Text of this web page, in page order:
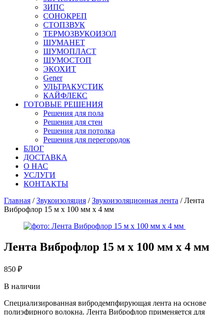
ЗИПС
СОНОКРЕП
СТОПЗВУК
ТЕРМОЗВУКОИЗОЛ
ШУМАНЕТ
ШУМОПЛАСТ
ШУМОСТОП
ЭКОХИТ
Gener
УЛЬТРАКУСТИК
КАЙФЛЕКС
ГОТОВЫЕ РЕШЕНИЯ
Решения для пола
Решения для стен
Решения для потолка
Решения для перегородок
БЛОГ
ДОСТАВКА
О НАС
УСЛУГИ
КОНТАКТЫ
Главная /Звукоизоляция /Звукоизоляционная лента / Лента
Виброфлор 15 м x 100 мм x 4 мм
Лента Виброфлор 15 м x 100 мм x 4 мм
850 ₽
В наличии
Cпециализированная вибродемпфирующая лента на основе
полиэфирного волокна. Лента Виброфлор применяется для